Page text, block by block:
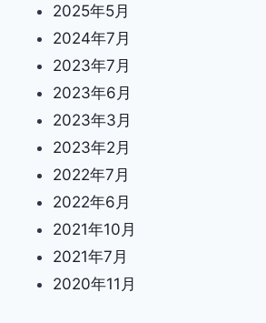
2025年5月
2024年7月
2023年7月
2023年6月
2023年3月
2023年2月
2022年7月
2022年6月
2021年10月
2021年7月
2020年11月